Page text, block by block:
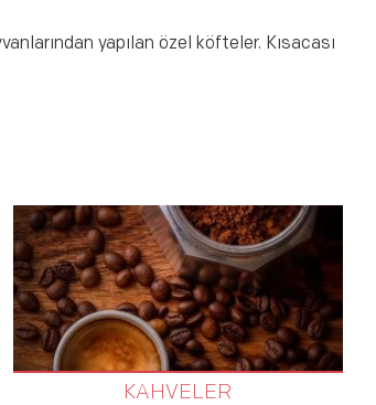
yapılan özel köfteler. Kısacası
KAHVELER